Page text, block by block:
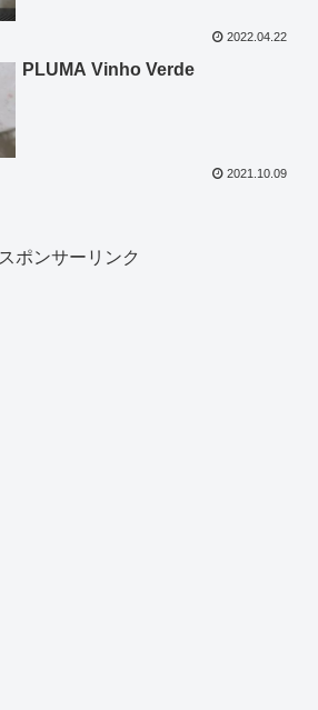
2022.04.22
PLUMA Vinho Verde
2021.10.09
スポンサーリンク